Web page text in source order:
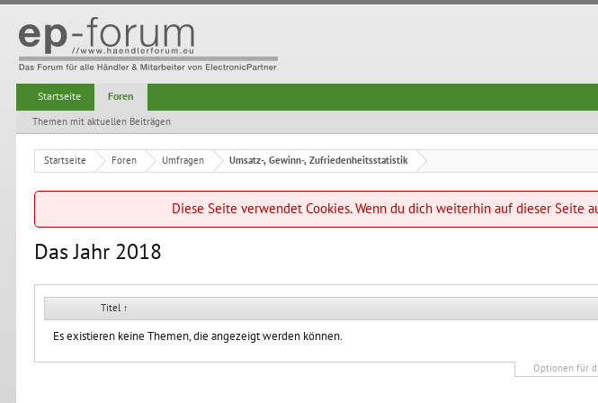
Startseite Foren Umfragen Umsatz-, Gewinn-, Zufriedenheitsstatistik
Diese Seite verwendet Cookies. Wenn du dich weiterhin auf dieser Seite
Das Jahr 2018
Titel ↑
Es existieren keine Themen, die angezeigt werden können.
Optionen für
Startseite Foren
Themen mit aktuellen Beiträgen